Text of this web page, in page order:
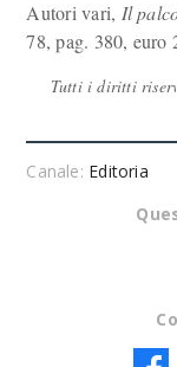
Autori vari, Il
78, pag. 380, euro
Tutti i diritti
Canale: Editoria